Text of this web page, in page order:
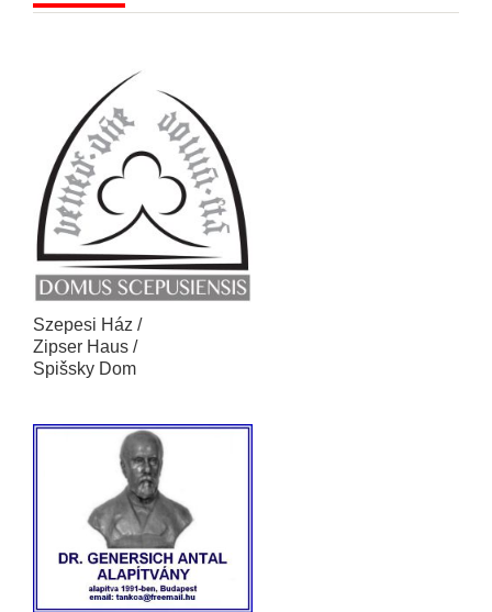
Szepesi Ház /
Zipser Haus /
Spišsky Dom